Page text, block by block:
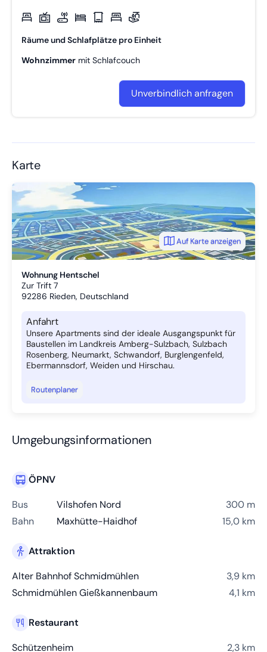
Räume und Schlafplätze pro Einheit
Wohnzimmer mit Schlafcouch
Unverbindlich anfragen
Karte
Wohnung Hentschel
Zur Trift 7
92286 Rieden, Deutschland
Anfahrt
Unsere Apartments sind der ideale Ausgangspunkt für
Baustellen im Landkreis Amberg-Sulzbach, Sulzbach
Rosenberg, Neumarkt, Schwandorf, Burglengenfeld,
Ebermannsdorf, Weiden und Hirschau.
Routenplaner
Auf Karte anzeigen
Umgebungsinformationen
ÖPNV
Bus
Vilshofen Nord
300 m
Bahn
Maxhütte-Haidhof 15,0 km
Attraktion
Alter Bahnhof Schmidmühlen
3,9 km
Schmidmühlen Gießkannenbaum
4,1 km
Restaurant
Schützenheim
2,3 km